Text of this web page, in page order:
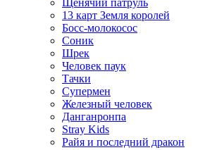
Щенячий патруль
13 карт Земля королей
Босс-молокосос
Соник
Шрек
Человек паук
Тачки
Супермен
Железный человек
Данганронпа
Stray Kids
Райя и последний дракон